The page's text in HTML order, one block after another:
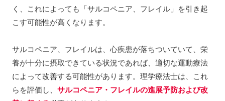
く、これによっても「サルコペニア、フレイル」を引き起
こす可能性が高くなります。
サルコペニア、フレイルは、心疾患が落ちついていて、栄
養が十分に摂取できている状況であれば、適切な運動療法
によって改善する可能性があります。理学療法士は、これ
らを評価し、 サルコペニア・フレイルの進展予防および改